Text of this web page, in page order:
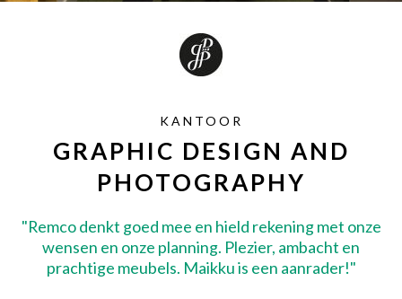
KANTOOR
GRAPHIC DESIGN AND
PHOTOGRAPHY
"Remco denkt goed mee en hield rekening met onze
wensen en onze planning. Plezier, ambacht en
prachtige meubels. Maikku is een aanrader!"